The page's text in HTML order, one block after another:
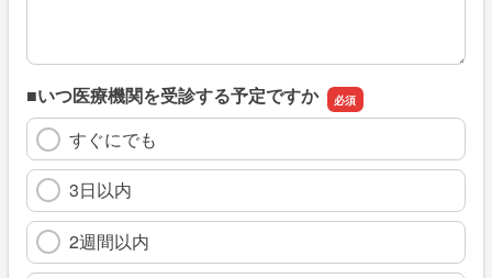
■いつ医療機関を受診する予定ですか
すぐにでも
3日以内
2週間以内